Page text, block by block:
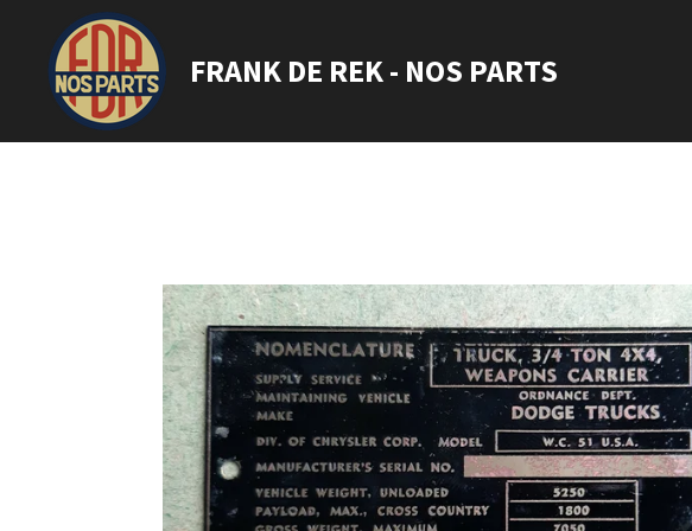
direct
hoofdinhoud
FRANK DE REK - NOS PARTS